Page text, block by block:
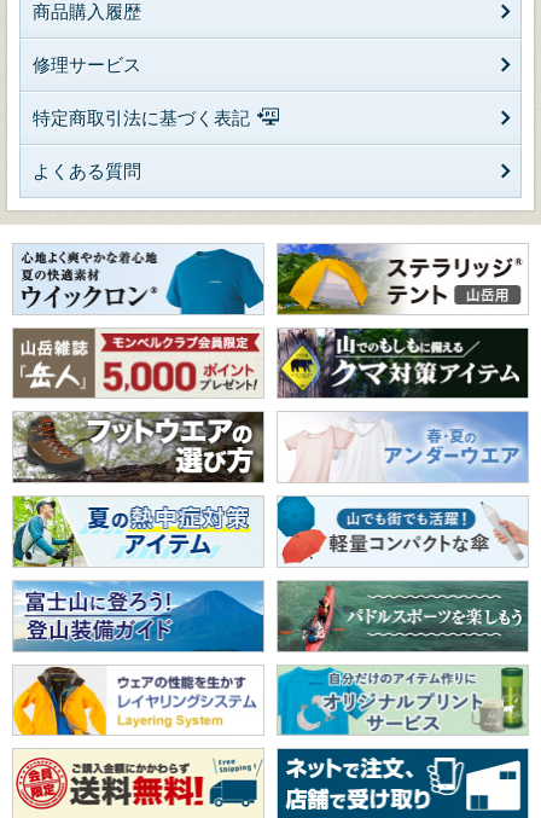
商品購入履歴
修理サービス
特定商取引法に基づく表記
よくある質問